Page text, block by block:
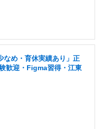
なめ・育休実績あり」正
歓迎・Figma習得・江東